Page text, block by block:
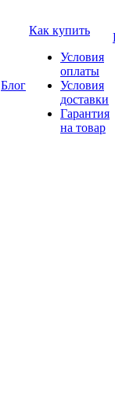
Блог
Как купить
Условия
оплаты
Условия
доставки
Гарантия
на товар